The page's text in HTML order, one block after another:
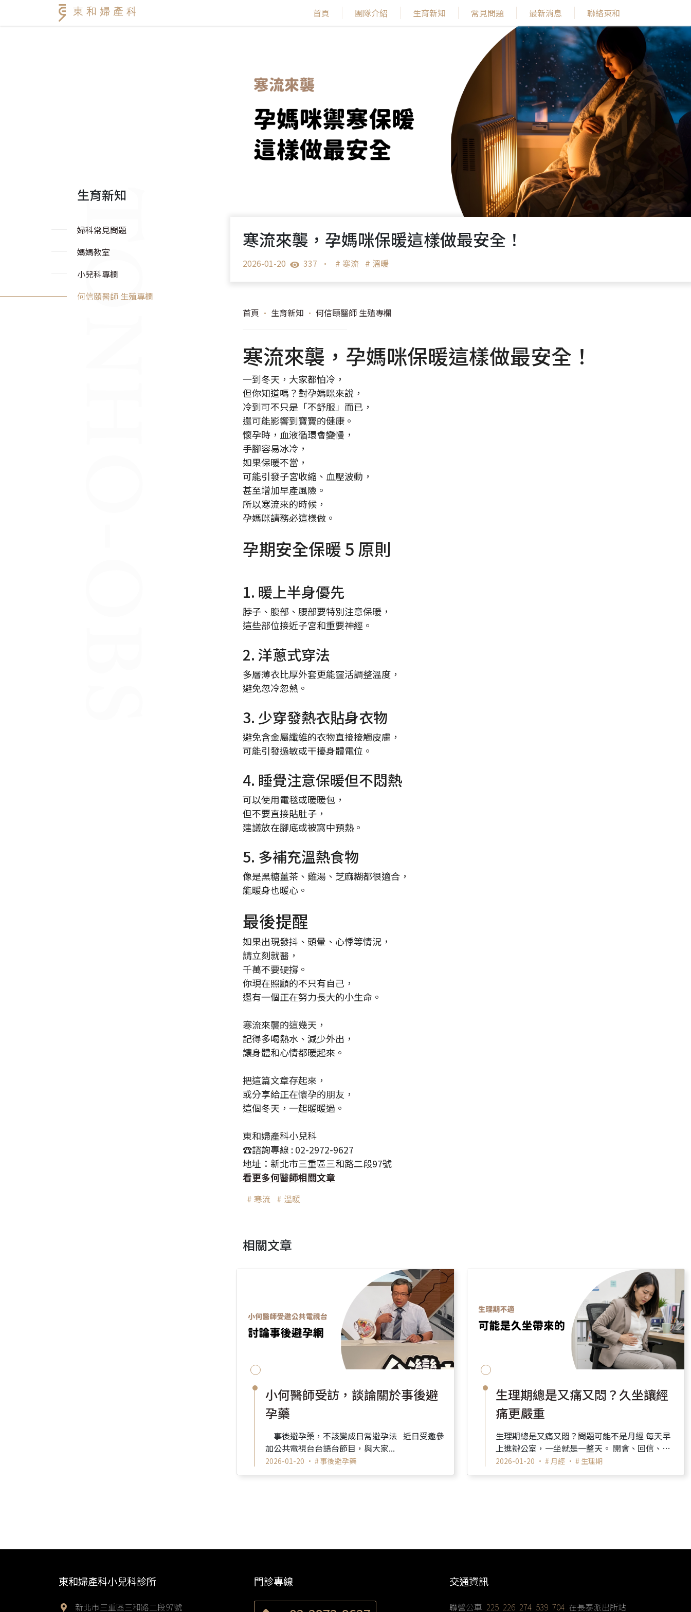
首頁 團隊介紹 生育新知 常見問題 最新消息 聯絡東和
寒流來襲，孕媽咪保暖這樣做最安全！
2026-01-20 337 • # 寒流 # 溫暖
首頁 • 生育新知 • 何信頤醫師 生殖專欄
寒流來襲，孕媽咪保暖這樣做最安全！
一到冬天，大家都怕冷，
但你知道嗎？對孕媽咪來說，
冷到可不只是「不舒服」而已，
還可能影響到寶寶的健康。
懷孕時，血液循環會變慢，
手腳容易冰冷，
如果保暖不當，
可能引發子宮收縮、血壓波動，
甚至增加早產風險。
所以寒流來的時候，
孕媽咪請務必這樣做。
孕期安全保暖 5 原則
1. 暖上半身優先
脖子、腹部、腰部要特別注意保暖，
這些部位接近子宮和重要神經。
2. 洋蔥式穿法
多層薄衣比厚外套更能靈活調整溫度，
避免忽冷忽熱。
3. 少穿發熱衣貼身衣物
避免含金屬纖維的衣物直接接觸皮膚，
可能引發過敏或干擾身體電位。
4. 睡覺注意保暖但不悶熱
可以使用電毯或暖暖包，
但不要直接貼肚子，
建議放在腳底或被窩中預熱。
5. 多補充溫熱食物
像是黑糖薑茶、雞湯、芝麻糊都很適合，
能暖身也暖心。
最後提醒
如果出現發抖、頭暈、心悸等情況，
請立刻就醫，
千萬不要硬撐。
你現在照顧的不只有自己，
還有一個正在努力長大的小生命。
寒流來襲的這幾天，
記得多喝熱水、減少外出，
讓身體和心情都暖起來。
把這篇文章存起來，
或分享給正在懷孕的朋友，
這個冬天，一起暖暖過。
東和婦產科小兒科
☎️諮詢專線 : 02-2972-9627
地址：新北市三重區三和路二段97號
看更多何醫師相關文章
# 寒流 # 溫暖
相關文章
小何醫師受訪，談論關於事後避
孕藥
加公共電視台台語台節目，與大家...
2026-01-20 • # 事後避孕藥
生理期總是又痛又悶？久坐讓經
痛更嚴重
生理期總是又痛又悶？問題可能不是月經 每天早
上進辦公室，一坐就是一整天。 開會、回信、趕
報告，忙到連喝水、起身走動的時間都沒有。 ...
2026-01-20 • # 月經 • # 生理期
生育新知
婦科常見問題
媽媽教室
小兒科專欄
何信頤醫師 生殖專欄
東和婦產科小兒科診所
新北市三重區三和路二段97號
門診專線 交通資訊
聯營公車 225 226 274 539 704 在長泰派出所站